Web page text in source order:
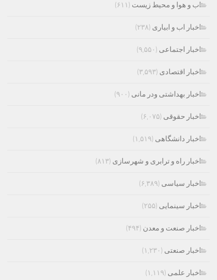
اب و هوا و محیط زیست (۶۱۱)
اخبار اب و ابیاری (۲۳۸)
اخبار اجتماعی (۹,۵۵۰)
اخبار اقتصادی (۳,۵۹۳)
اخبار بهداشتی ودر مانی (۹۰۰)
اخبار حقوقی (۶,۰۷۵)
اخبار دانشگاهی (۱,۵۱۹)
اخبار راه و ترابری و شهرسازی (۸۱۳)
اخبار سیاسی (۶,۳۸۹)
اخبار سینمایی (۲۵۵)
اخبار صنعت و معدن (۴۹۴)
اخبار صنعتی (۱,۲۳۰)
اخبار علمی (۱,۱۱۹)